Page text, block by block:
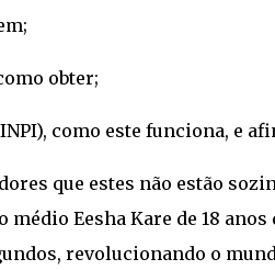
obter;
como este funciona, e
que estes não estão
Eesha Kare de 18
revolucionando o